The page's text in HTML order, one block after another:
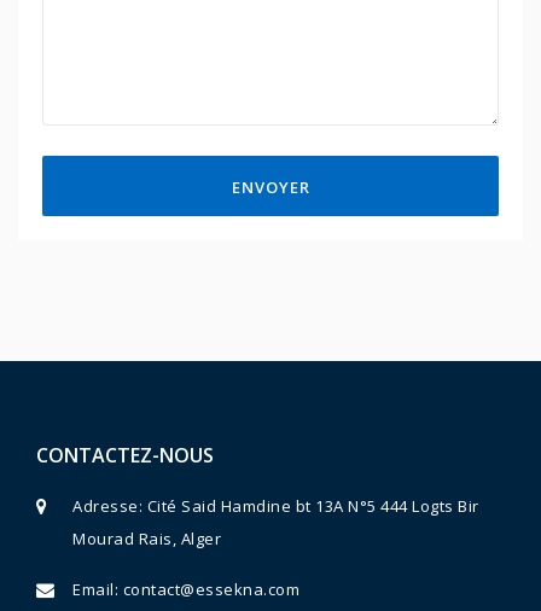
ENVOYER
CONTACTEZ-NOUS
Adresse: Cité Said Hamdine bt 13A N°5 444 Logts Bir
Mourad Rais, Alger
Email: contact@essekna.com